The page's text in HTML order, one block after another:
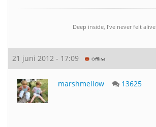
Deep inside, I've never felt alive
21 juni 2012 - 17:09
marshmellow 13625